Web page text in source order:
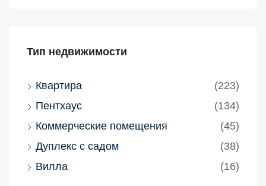
Тип недвижимости
Квартира
(223)
Пентхаус
(134)
Коммерческие помещения
(45)
Дуплекс с садом
(38)
Вилла
(16)